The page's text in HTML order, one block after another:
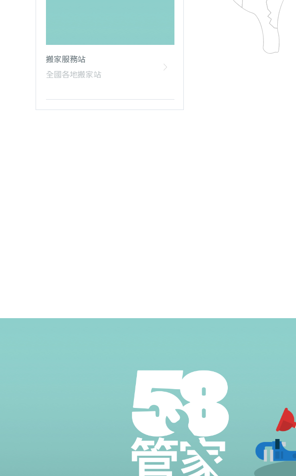
搬家服務站
全國各地搬家站
屏東